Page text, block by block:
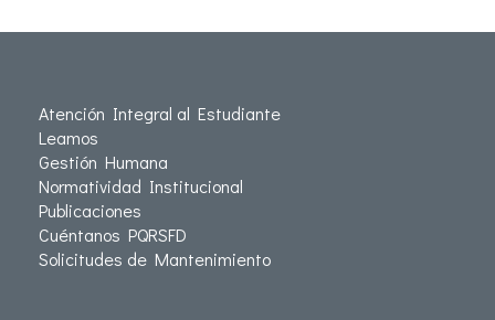
Atención Integral al Estudiante
Leamos
Gestión Humana
Normatividad Institucional
Publicaciones
Cuéntanos PQRSFD
Solicitudes de Mantenimiento